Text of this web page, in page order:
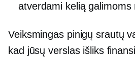
atverdami kelią galimoms
Veiksmingas pinigų srautų
kad jūsų verslas išliks